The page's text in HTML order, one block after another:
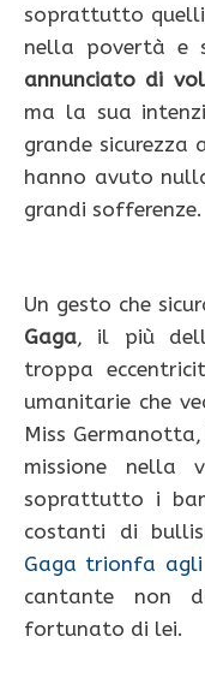
soprattutto
nella povertà e
annunciato di
ma la sua
grande
hanno avuto
grandi sofferenze.
Un gesto che
Gaga, il più
troppa
umanitarie che
Miss
missione nella
soprattutto i
costanti di
Gaga trionfa agli
cantante non
fortunato di lei.